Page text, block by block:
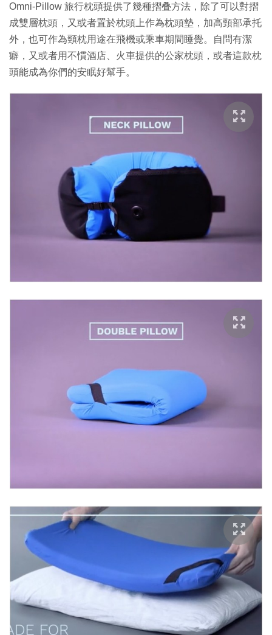
Omni-Pillow 旅行枕頭提供了幾種摺叠方法，除了可以對摺
成雙層枕頭，又或者置於枕頭上作為枕頭墊，加高頸部承托
外，也可作為頸枕用途在飛機或乘車期間睡覺。自問有潔
癖，又或者用不慣酒店、火車提供的公家枕頭，或者這款枕
頭能成為你們的安眠好幫手。